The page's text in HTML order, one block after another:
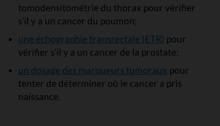
tomodensitométrie du thorax pour vérifier
s’il y a un cancer du poumon;
une échographie transrectale (ETR) pour
vérifier s’il y a un cancer de la prostate;
un dosage des marqueurs tumoraux pour
tenter de déterminer où le cancer a pris
naissance.